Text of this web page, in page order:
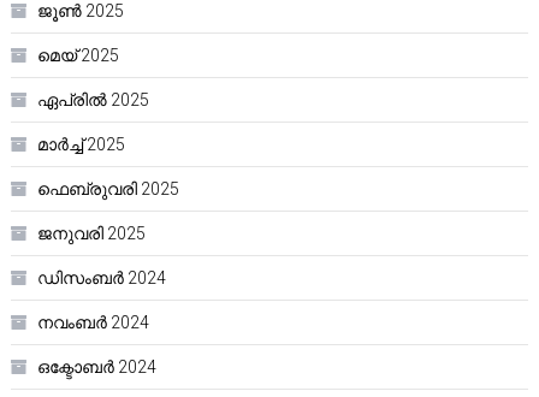
ജൂൺ 2025
മെയ്‌ 2025
ഏപ്രിൽ 2025
മാർച്ച്‌ 2025
ഫെബ്രുവരി 2025
ജനുവരി 2025
ഡിസംബർ 2024
നവംബർ 2024
ഒക്ടോബർ 2024